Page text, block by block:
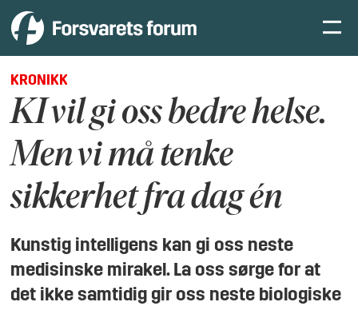
KRONIKK
KI vil gi oss bedre helse.
Men vi må tenke
sikkerhet fra dag én
Kunstig intelligens kan gi oss neste
medisinske mirakel. La oss sørge for at
det ikke samtidig gir oss neste biologiske